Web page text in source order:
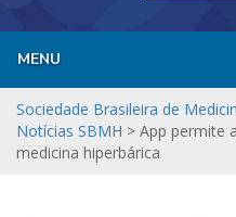
MENU
Sociedade Brasileira de
Notícias SBMH > App permite
medicina hiperbárica